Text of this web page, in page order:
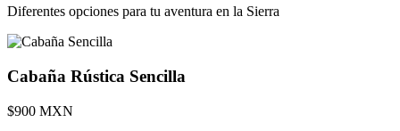
Diferentes opciones para tu aventura en la Sierra
Cabaña Rústica Sencilla
$900 MXN